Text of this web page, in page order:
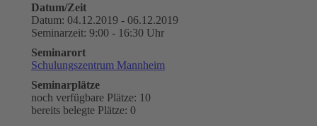
Datum/Zeit
Datum: 04.12.2019 - 06.12.2019
Seminarzeit: 9:00 - 16:30 Uhr
Seminarort
Schulungszentrum Mannheim
Seminarplätze
noch verfügbare Plätze: 10
bereits belegte Plätze: 0